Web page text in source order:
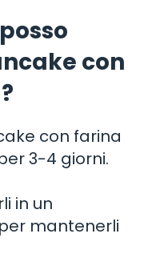
con
con farina
3-4 giorni.
in un
mantenerli